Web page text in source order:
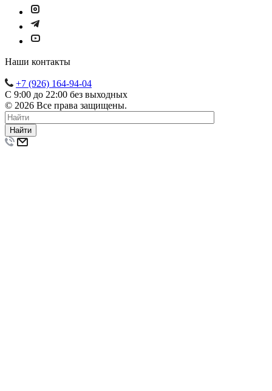
Наши контакты
+7 (926) 164-94-04
С 9:00 до 22:00 без выходных
© 2026 Все права защищены.
Найти